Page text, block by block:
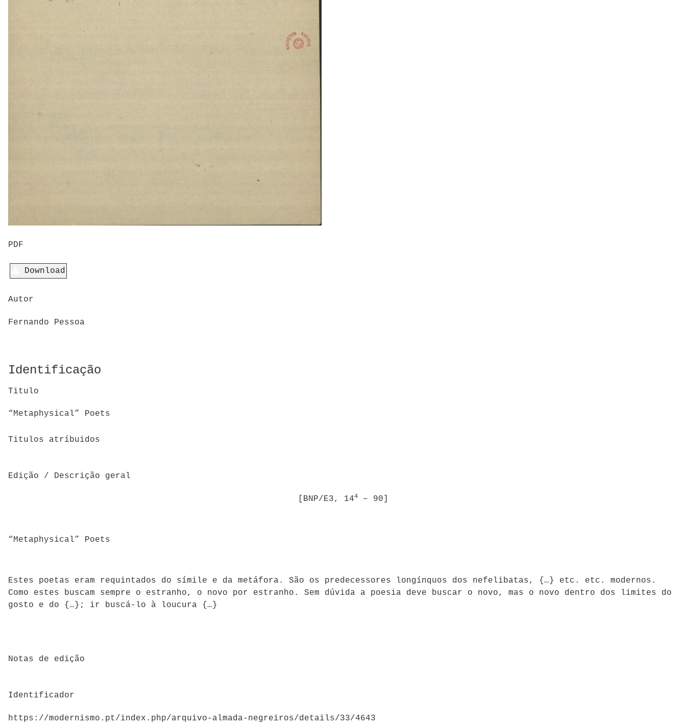
PDF
Download
Autor
Fernando Pessoa
Identificação
Titulo
“Metaphysical” Poets
Titulos atríbuidos
Edição / Descrição geral
[BNP/E3, 144– 90]
“Metaphysical” Poets
Estes poetas eram requintados do símile e da metáfora. São os predecessores longínquos dos nefelibatas, {…} etc. etc. modernos.
Como estes buscam sempre o estranho, o novo por estranho. Sem dúvida a poesia deve buscar o novo, mas o novo dentro dos limites do
gosto e do {…}; ir buscá-lo à loucura {…}
Notas de edição
Identificador
https://modernismo.pt/index.php/arquivo-almada-negreiros/details/33/4643